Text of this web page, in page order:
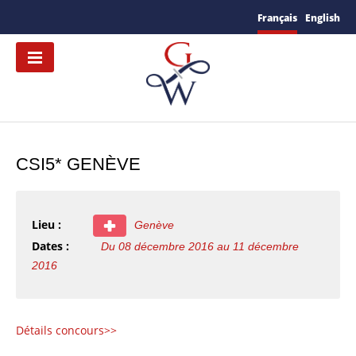
Français English
CSI5* GENÈVE
Lieu : Genève
Dates :
Du 08 décembre 2016 au 11 décembre
2016
Détails concours>>